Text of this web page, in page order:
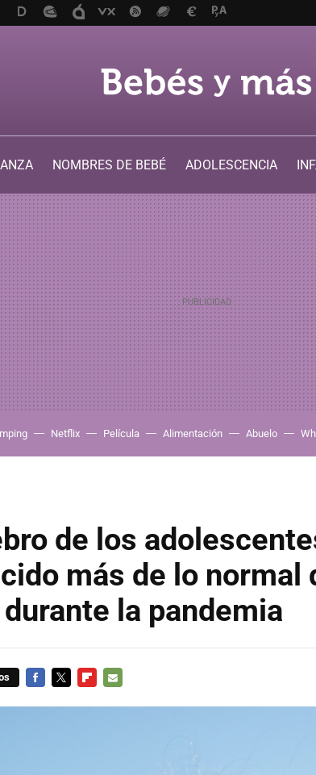
NOMBRES DE BEBÉ ADOLESCENCIA
Netflix Película Alimentación Abuelo
de los
más de lo normal
la pandemia